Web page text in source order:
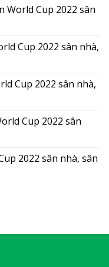
World Cup 2022 sân
Cup 2022 sân nhà,
Cup 2022 sân nhà,
Cup 2022 sân
2022 sân nhà, sân